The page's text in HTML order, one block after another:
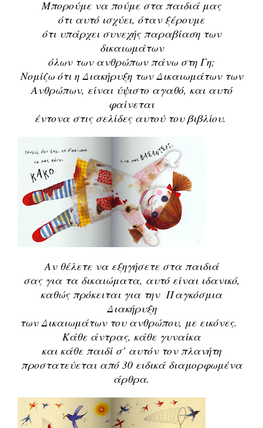
Μπορούμε να πούμε στα παιδιά μας
ότι αυτό ισχύει, όταν ξέρουμε
ότι υπάρχει συνεχής παραβίαση των
δικαιωμάτων
όλων των ανθρώπων πάνω στη Γη;
Νομίζω ότι η Διακήρυξη των Δικαιωμάτων των
Ανθρώπων, είναι ύψιστο αγαθό, και αυτό
φαίνεται
έντονα στις σελίδες αυτού του βιβλίου.
Αν θέλετε να εξηγήσετε στα παιδιά
σας για τα δικαιώματα, αυτό είναι ιδανικό,
καθώς πρόκειται για την Παγκόσμια
Διακήρυξη
των Δικαιωμάτων του ανθρώπου, με εικόνες.
Κάθε άντρας, κάθε γυναίκα
και κάθε παιδί σ’ αυτόν τον πλανήτη
προστατεύεται από 30 ειδικά διαμορφωμένα
άρθρα.